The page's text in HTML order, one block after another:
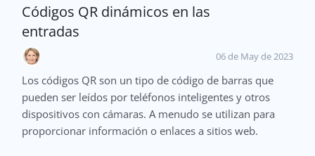
Códigos QR dinámicos en las
entradas
06 de May de 2023
Los códigos QR son un tipo de código de barras que
pueden ser leídos por teléfonos inteligentes y otros
dispositivos con cámaras. A menudo se utilizan para
proporcionar información o enlaces a sitios web.